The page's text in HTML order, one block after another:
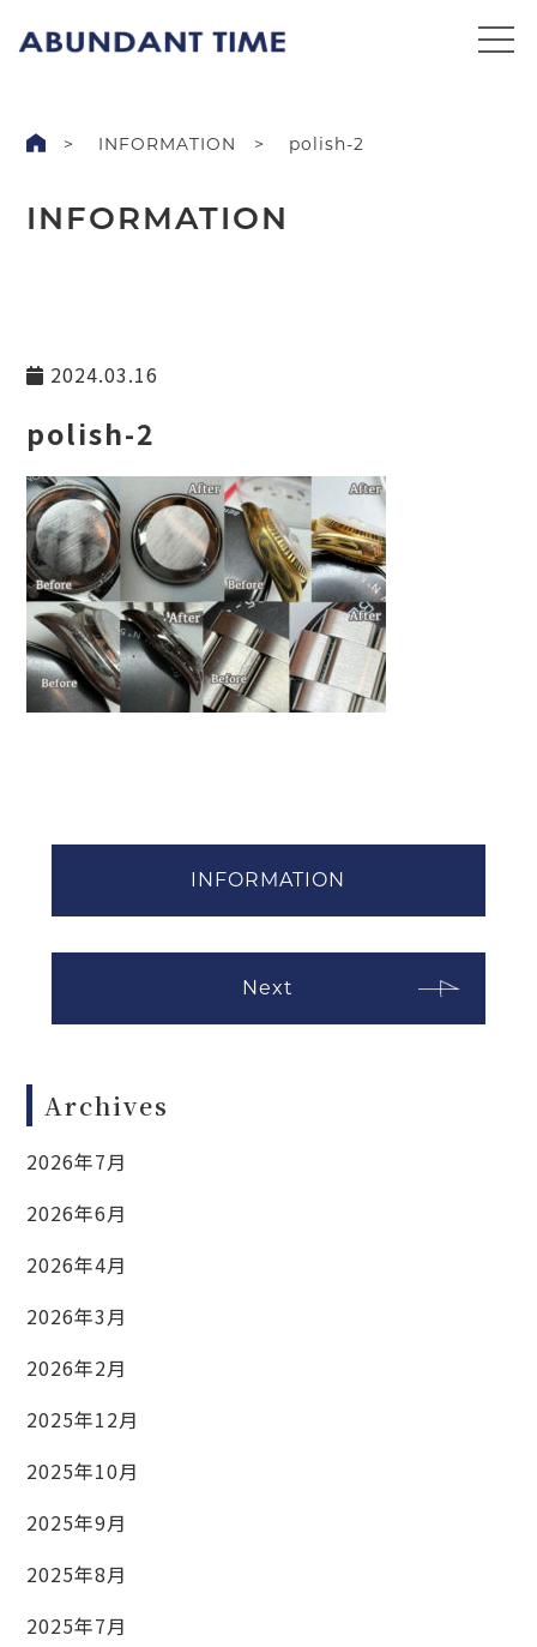
INFORMATION polish-2
INFORMATION
2024.03.16
polish-2
INFORMATION
Next
Archives
2026年7月
2026年6月
2026年4月
2026年3月
2026年2月
2025年12月
2025年10月
2025年9月
2025年8月
2025年7月